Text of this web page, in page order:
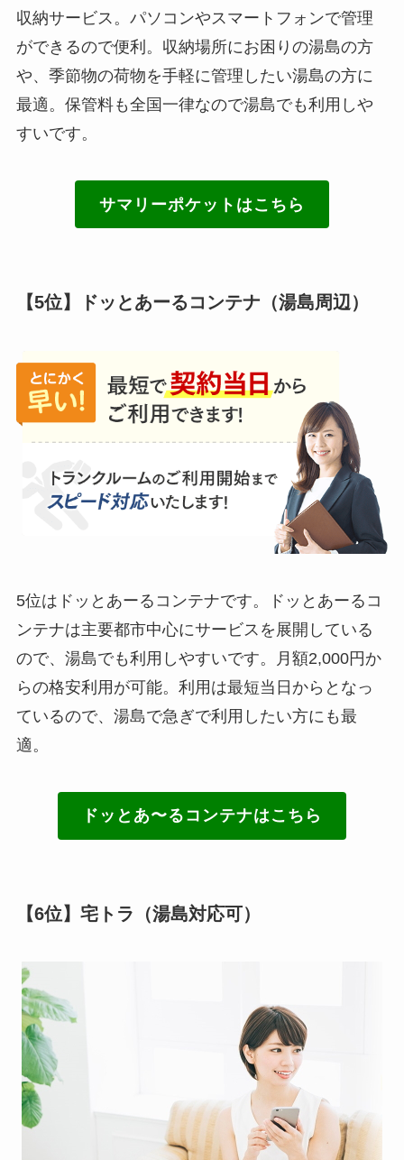
収納サービス。パソコンやスマートフォンで管理
ができるので便利。収納場所にお困りの湯島の方
や、季節物の荷物を手軽に管理したい湯島の方に
最適。保管料も全国一律なので湯島でも利用しや
すいです。
サマリーポケットはこちら
【5位】ドッとあーるコンテナ（湯島周辺）
5位はドッとあーるコンテナです。ドッとあーるコ
ンテナは主要都市中心にサービスを展開している
ので、湯島でも利用しやすいです。月額2,000円か
らの格安利用が可能。利用は最短当日からとなっ
ているので、湯島で急ぎで利用したい方にも最
適。
ドッとあ〜るコンテナはこちら
【6位】宅トラ（湯島対応可）